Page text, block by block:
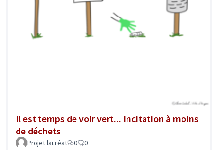
Il est temps de voir vert... Incitation à moins
de déchets
Projet lauréat 0 0